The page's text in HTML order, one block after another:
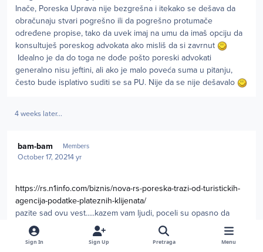
Inače, Poreska Uprava nije bezgrešna i itekako se dešava da
obračunaju stvari pogrešno ili da pogrešno protumače
određene propise, tako da uvek imaj na umu da imaš opciju da
konsultuješ poreskog advokata ako misliš da si zavrnut
Idealno je da do toga ne dođe pošto poreski advokati
generalno nisu jeftini, ali ako je malo poveća suma u pitanju,
često bude isplativo suditi se sa PU. Nije da se nije dešavalo
4 weeks later...
bam-bam Members
October 17, 20214 yr
https://rs.n1info.com/biznis/nova-rs-poreska-trazi-od-turistickih-
agencija-podatke-plateznih-klijenata/
pazite sad ovu vest.....kazem vam ljudi, poceli su opasno da
trkeljisu ovo sa porezom, drzava je osiromasila, ukrali su vec
penzionerima, pa kao ne mogu dvaput
sad ce da se uteruje
Sign In Sign Up Pretraga Menu